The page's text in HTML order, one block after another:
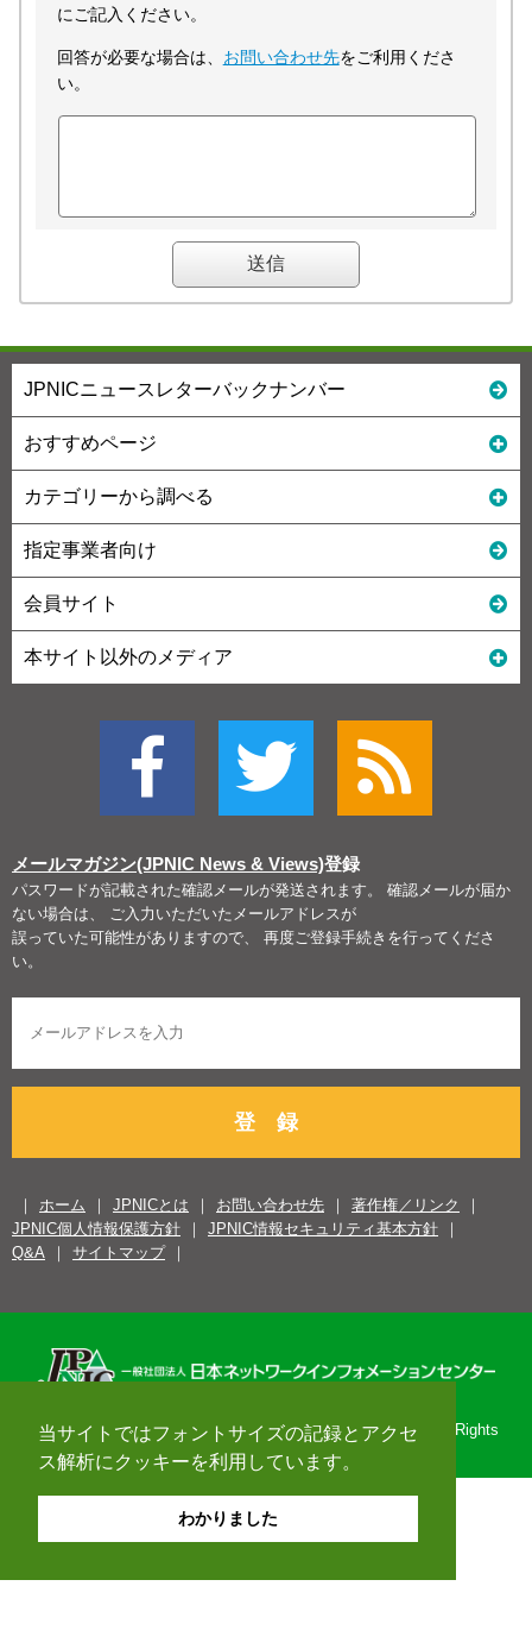
当サイトではフォントサイズの記録とアクセ
ス解析にクッキーを利用しています。
わかりました
にご記入ください。
回答が必要な場合は、 お問い合わせ先をご利用くださ
い。
JPNICニュースレターバックナンバー
おすすめページ
カテゴリーから調べる
指定事業者向け
会員サイト
本サイト以外のメディア
メールマガジン(JPNIC News & Views)登録
パスワードが記載された確認メールが発送されます。 確認メールが届か
ない場合は、 ご入力いただいたメールアドレスが
誤っていた可能性がありますので、 再度ご登録手続きを行ってくださ
い。
登 録
ホーム JPNICとは お問い合わせ先
著作権／リンク
JPNIC個人情報保護方針
JPNIC情報セキュリティ基本方針
Q&A
サイトマップ
Copyright© 1996-2026 Japan Network Information Center. All Rights
Reserved.